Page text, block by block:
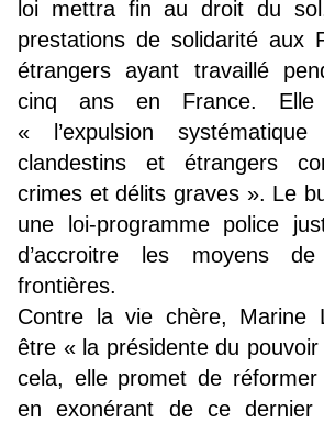
loi mettra fin au droit du
prestations de solidarité aux
étrangers ayant travaillé
cinq ans en France. Elle
« l’expulsion
clandestins et étrangers
crimes et délits graves ». Le
une loi-programme police
d’accroitre les moyens
frontières.
Contre la vie chère, Marine
être « la présidente du pouvoir
cela, elle promet de réformer
en exonérant de ce